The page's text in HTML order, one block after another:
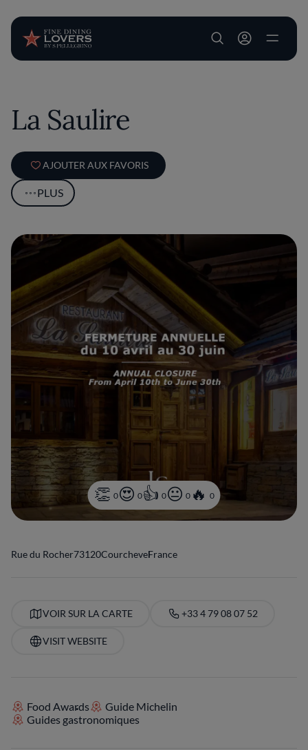
User account
La Saulire
AJOUTER AUX FAVORIS
PLUS
0 0 0 0 0
Rue du Rocher73120CourchevelFrance
VOIR SUR LA CARTE +33 4 79 08 07 52
VISIT WEBSITE
Food Awards
Guide Michelin
Guides gastronomiques